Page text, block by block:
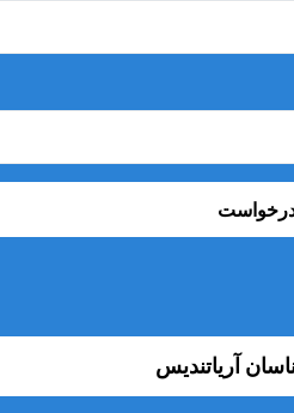
آریاتندیس